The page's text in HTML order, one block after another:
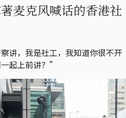
麦克风喊话的香港社
讲，我是社工，我知道你很不开
起上前讲？”